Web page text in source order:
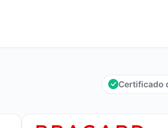
Certificado